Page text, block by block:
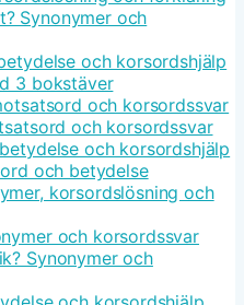
Synonymer och
och korsordshjälp
3 bokstäver
och korsordssvar
och korsordssvar
och korsordshjälp
och betydelse
korsordslösning och
och korsordssvar
Synonymer och